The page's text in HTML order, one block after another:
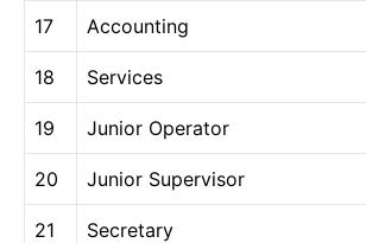
17 Accounting
18 Services
19 Junior Operator
20 Junior Supervisor
21 Secretary